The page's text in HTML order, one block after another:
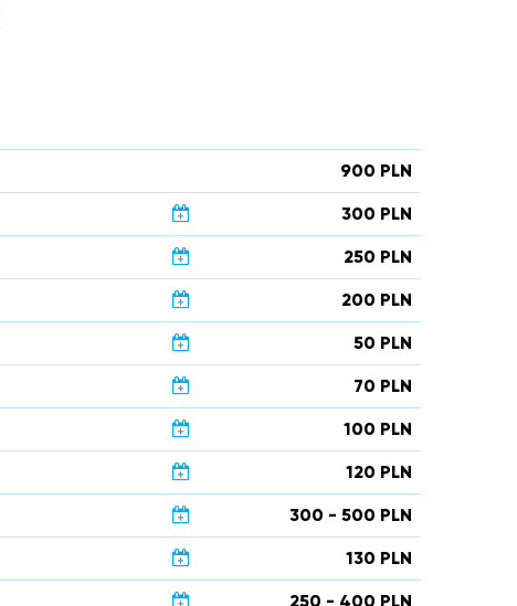
900 PLN
300 PLN
250 PLN
200 PLN
50 PLN
70 PLN
100 PLN
120 PLN
300 - 500 PLN
130 PLN
250 - 400 PLN